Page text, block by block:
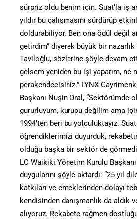
sürpriz oldu benim için. Suat’la iş
yıldır bu çalışmasını sürdürüp
doldurabiliyor. Ben ona ödül değil
getirdim” diyerek büyük bir
Taviloğlu, sözlerine şöyle devam
gelsem yeniden bu işi yaparım, ne
perakendecisiniz.” LYNX
Başkanı Nuşin Oral, “Sektörümde
gururluyum, kurucu değilim ama
1994’ten beri bu yolculuktayız.
öğrendiklerimizi duyurduk,
olduğu başka bir sektör de
LC Waikiki Yönetim Kurulu
duygularını şöyle aktardı: “25 yıl
katkıları ve emeklerinden dolayı
kendisinden danışmanlık da aldık
alıyoruz. Rekabete rağmen